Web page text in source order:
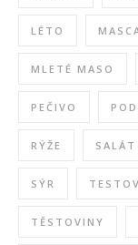
LÉTO
MLETÉ MASO
PEČIVO
RÝŽE SALÁT
SÝR
TĚSTOVINY